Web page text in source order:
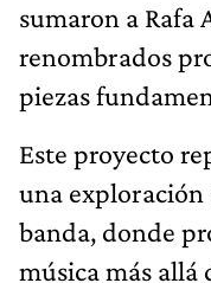
sumaron a Rafa
renombrados
piezas
Este proyecto
una exploración
banda, donde
música más allá